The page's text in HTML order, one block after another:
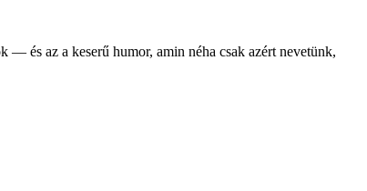
— és az a keserű humor, amin néha csak azért nevetünk,